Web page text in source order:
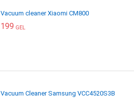
Vacuum cleaner Xiaomi CM800
199 GEL
Vacuum Cleaner Samsung VCC4520S3B